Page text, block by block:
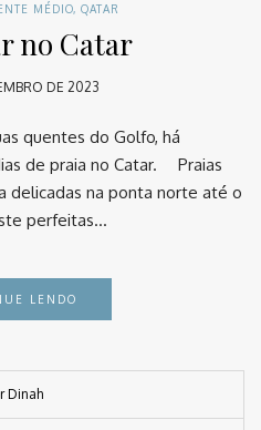
MÉDIO, QATAR
no Catar
DE 2023
quentes do Golfo, há
de praia no Catar. ⠀ Praias
delicadas na ponta norte até o
perfeitas…
LENDO
Dinah